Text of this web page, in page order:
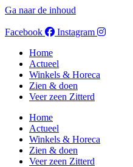
Ga naar de inhoud
Facebook
Instagram
Home
Actueel
Winkels & Horeca
Zien & doen
Veer zeen Zitterd
Home
Actueel
Winkels & Horeca
Zien & doen
Veer zeen Zitterd